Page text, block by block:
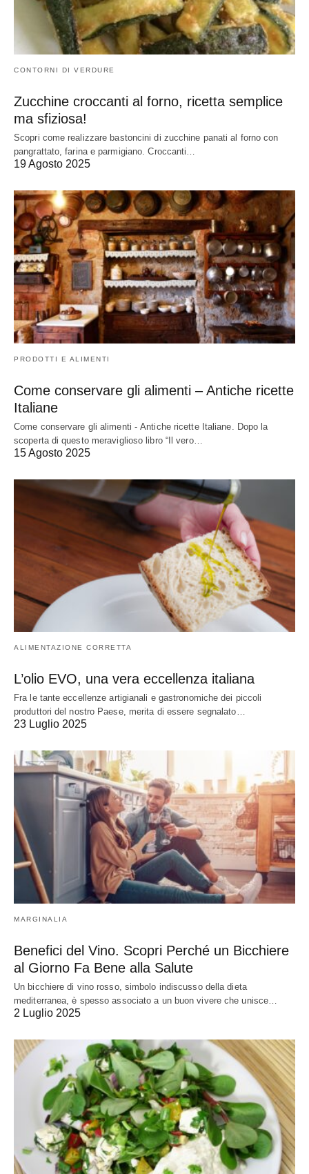
CONTORNI DI VERDURE
Zucchine croccanti al forno, ricetta semplice
ma sfiziosa!
Scopri come realizzare bastoncini di zucchine panati al forno con
pangrattato, farina e parmigiano. Croccanti…
19 Agosto 2025
PRODOTTI E ALIMENTI
Come conservare gli alimenti – Antiche ricette
Italiane
Come conservare gli alimenti - Antiche ricette Italiane. Dopo la
scoperta di questo meraviglioso libro “Il vero…
15 Agosto 2025
ALIMENTAZIONE CORRETTA
L’olio EVO, una vera eccellenza italiana
Fra le tante eccellenze artigianali e gastronomiche dei piccoli
produttori del nostro Paese, merita di essere segnalato…
23 Luglio 2025
MARGINALIA
Benefici del Vino. Scopri Perché un Bicchiere
al Giorno Fa Bene alla Salute
Un bicchiere di vino rosso, simbolo indiscusso della dieta
mediterranea, è spesso associato a un buon vivere che unisce…
2 Luglio 2025